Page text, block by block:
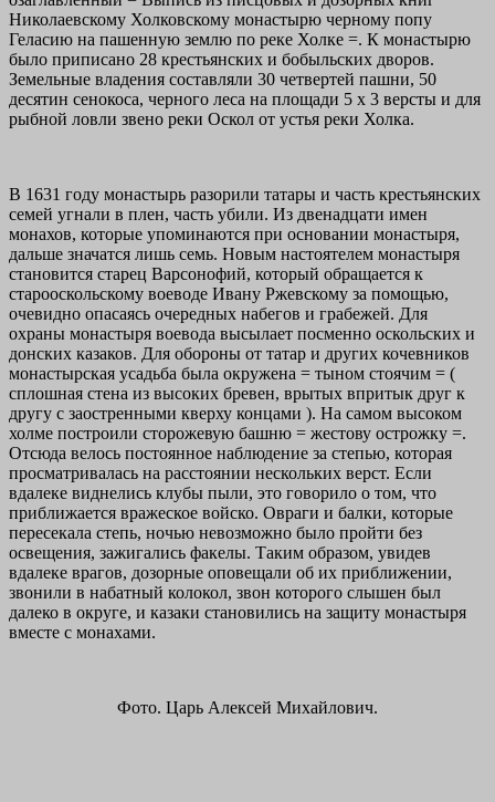
Николаевскому Холковскому монастырю черному попу
Геласию на пашенную землю по реке Холке =. К монастырю
было приписано 28 крестьянских и бобыльских дворов.
Земельные владения составляли 30 четвертей пашни, 50
десятин сенокоса, черного леса на площади 5 х 3 версты и для
рыбной ловли звено реки Оскол от устья реки Холка.
В 1631 году монастырь разорили татары и часть крестьянских
семей угнали в плен, часть убили. Из двенадцати имен
монахов, которые упоминаются при основании монастыря,
дальше значатся лишь семь. Новым настоятелем монастыря
становится старец Варсонофий, который обращается к
старооскольскому воеводе Ивану Ржевскому за помощью,
очевидно опасаясь очередных набегов и грабежей. Для
охраны монастыря воевода высылает посменно оскольских и
донских казаков. Для обороны от татар и других кочевников
монастырская усадьба была окружена = тыном стоячим = (
сплошная стена из высоких бревен, врытых впритык друг к
другу с заостренными кверху концами ). На самом высоком
холме построили сторожевую башню = жестову острожку =.
Отсюда велось постоянное наблюдение за степью, которая
просматривалась на расстоянии нескольких верст. Если
вдалеке виднелись клубы пыли, это говорило о том, что
приближается вражеское войско. Овраги и балки, которые
пересекала степь, ночью невозможно было пройти без
освещения, зажигались факелы. Таким образом, увидев
вдалеке врагов, дозорные оповещали об их приближении,
звонили в набатный колокол, звон которого слышен был
далеко в округе, и казаки становились на защиту монастыря
вместе с монахами.
Фото. Царь Алексей Михайлович.